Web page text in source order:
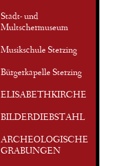
Stadt- und
Multschermuseum
Musikschule Sterzing
Bürgerkapelle Sterzing
ELISABETHKIRCHE
BILDERDIEBSTAHL
ARCHEOLOGISCHE
GRABUNGEN